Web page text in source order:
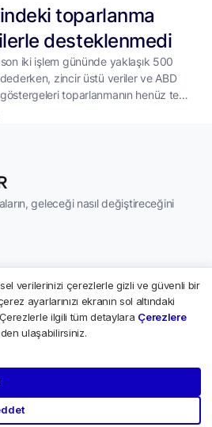
toparlanma
desteklenmedi
iki işlem gününde yaklaşık 500
zincir üstü veriler ve ABD
toparlanmanın henüz teyit
işlem gören spot Bitcoin ETF’leri,
geleceği nasıl değiştireceğini
A.Ş.'ye aittir.
verilerinizi çerezlerle gizli ve güvenli bir
ayarlarınızı ekranın sol altındaki
ilgili tüm detaylara Çerezlere
ulaşabilirsiniz.